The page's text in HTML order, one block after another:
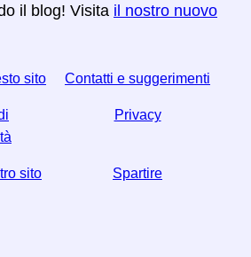
il blog! Visita il nostro nuovo
sito Contatti e suggerimenti
Privacy
sito Spartire